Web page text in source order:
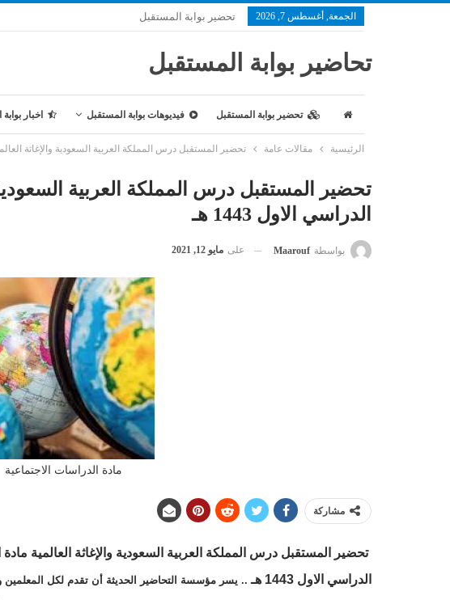
الجمعة, أغسطس 7, 2026 تحضير بوابة المستقبل
تحاضير بوابة المستقبل
تحضير بوابة المستقبل فيديوهات بوابة المستقبل اخبار
الرئيسية مقالات عامة تحضير المستقبل درس المملكة العربية السعودية والإغاثة العالمية
تحضير المستقبل درس المملكة العربية
الدراسي الاول 1443 هـ
بواسطة Maarouf على مايو 12, 2021
مادة الدراسات الاجتماعية
مشاركة
تحضير المستقبل درس المملكة العربية السعودية والإغاثة العالمية
الدراسي الاول 1443 هـ
.. يسر مؤسسة التحاضير الحديثة أن تقدم لكل المعلمين